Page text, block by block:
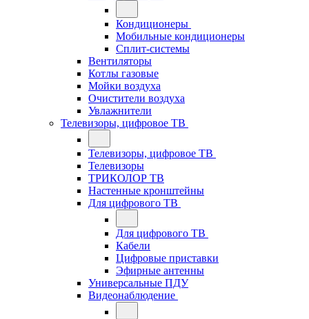
Кондиционеры
Мобильные кондиционеры
Сплит-системы
Вентиляторы
Котлы газовые
Мойки воздуха
Очистители воздуха
Увлажнители
Телевизоры, цифровое ТВ
Телевизоры, цифровое ТВ
Телевизоры
ТРИКОЛОР ТВ
Настенные кронштейны
Для цифрового ТВ
Для цифрового ТВ
Кабели
Цифровые приставки
Эфирные антенны
Универсальные ПДУ
Видеонаблюдение